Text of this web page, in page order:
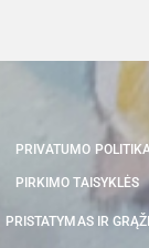
PRIVATUMO
PIRKIMO TAISYKLĖS
PRISTATYMAS IR